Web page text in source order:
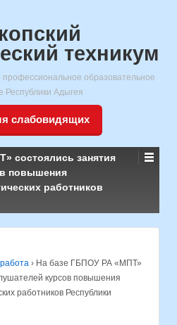
техникум
образовательное
Республики Адыгея
слабовидящих
состоялись занятия
повышения
работников
› На базе ГБПОУ РА «МПТ»
курсов повышения
работников Республики